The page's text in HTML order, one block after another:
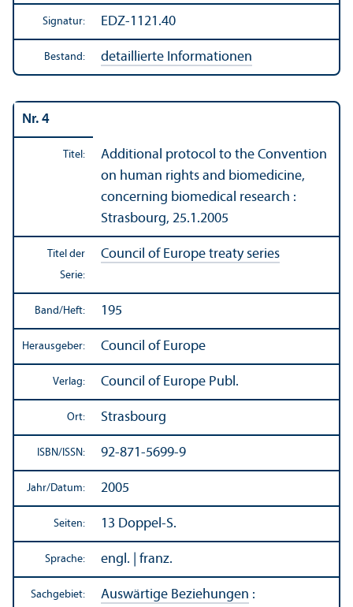
Signatur: EDZ-1121.40
Bestand: detaillierte Informationen
Nr. 4
Titel:
Additional protocol to the Convention
on human rights and biomedicine,
concerning biomedical research :
Strasbourg, 25.1.2005
Titel der
Serie:
Council of Europe treaty series
Band/Heft: 195
Herausgeber: Council of Europe
Verlag: Council of Europe Publ.
Ort: Strasbourg
ISBN/ ISSN: 92-871-5699-9
Jahr/Datum: 2005
Seiten: 13 Doppel-S.
Sprache: engl. | franz.
Sachgebiet: Auswärtige Beziehungen :